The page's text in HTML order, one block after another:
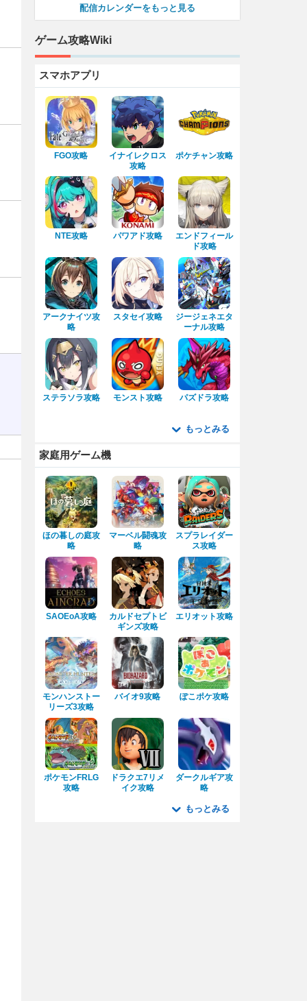
配信カレンダーをもっと見る
ゲーム攻略Wiki
スマホアプリ
FGO攻略
イナイレクロス
攻略
ポケチャン攻略
NTE攻略 パワアド攻略
エンドフィール
ド攻略
アークナイツ攻
略
スタセイ攻略
ジージェネエタ
ーナル攻略
ステラソラ攻略 モンスト攻略 パズドラ攻略
もっとみる
家庭用ゲーム機
ほの暮しの庭攻
略
マーベル闘魂攻
略
スプラレイダー
ス攻略
SAOEoA攻略
カルドセプトビ
ギンズ攻略
エリオット攻略
モンハンストー
リーズ3攻略
バイオ9攻略 ぽこポケ攻略
ポケモンFRLG
攻略
ドラクエ7リメ
イク攻略
ダークルギア攻
略
もっとみる